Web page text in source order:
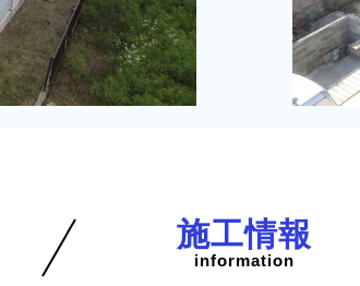
施工情報
information